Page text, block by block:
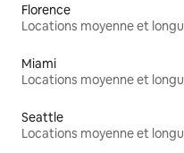
Florence
Miami
Seattle